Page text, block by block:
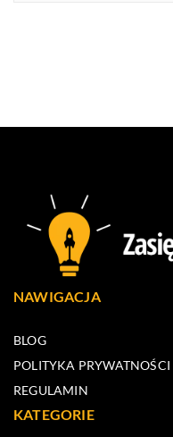
NAWIGACJA
BLOG
POLITYKA PRYWATNOŚCI
REGULAMIN
KATEGORIE